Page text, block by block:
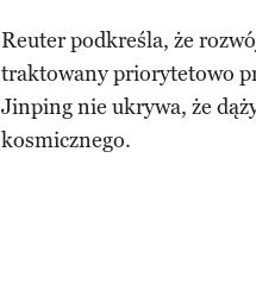
Reuter podkreśla, że
traktowany priorytetowo
Jinping nie ukrywa, że
kosmicznego.